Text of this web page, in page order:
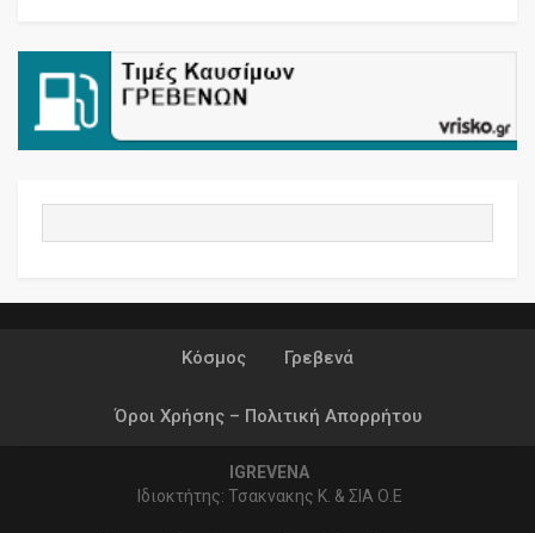
Κόσμος Γρεβενά
Όροι Χρήσης – Πολιτική Απορρήτου
IGREVENA
Ιδιοκτήτης: Τσακνακης Κ. & ΣΙΑ Ο.Ε